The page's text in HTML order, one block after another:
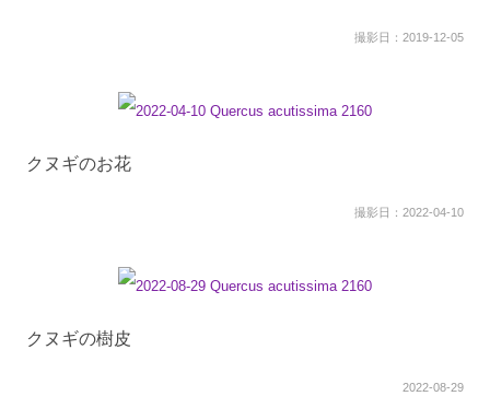
撮影日：2019-12-05
クヌギのお花
撮影日：2022-04-10
クヌギの樹皮
2022-08-29